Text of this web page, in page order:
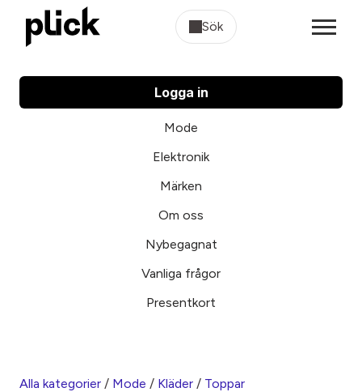
Sök
Logga in
Mode
Elektronik
Märken
Om oss
Nybegagnat
Vanliga frågor
Presentkort
Alla kategorier / Mode / Kläder / Toppar